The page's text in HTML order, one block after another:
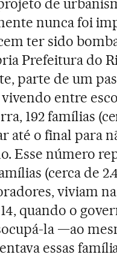
de
nunca foi
ter sido
Prefeitura do
parte de um
entre
192 famílias
até o final para
Esse número
(cerca de
viviam
quando o
la —ao
essas